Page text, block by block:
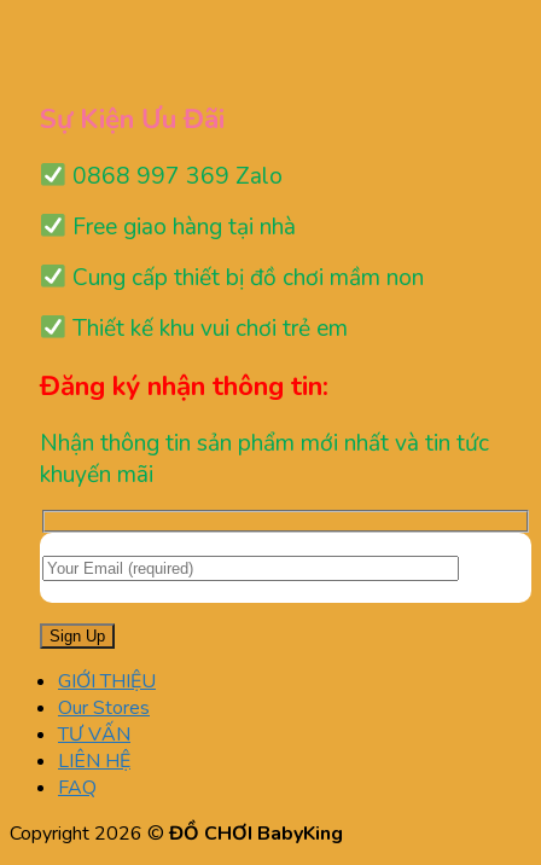
Sự Kiện Ưu Đãi
0868 997 369 Zalo
Free giao hàng tại nhà
Cung cấp thiết bị đồ chơi mầm non
Thiết kế khu vui chơi trẻ em
Đăng ký nhận thông tin:
Nhận thông tin sản phẩm mới nhất và tin tức
khuyến mãi
GIỚI THIỆU
Our Stores
TƯ VẤN
LIÊN HỆ
FAQ
Copyright 2026 ©ĐỒ CHƠI BabyKing